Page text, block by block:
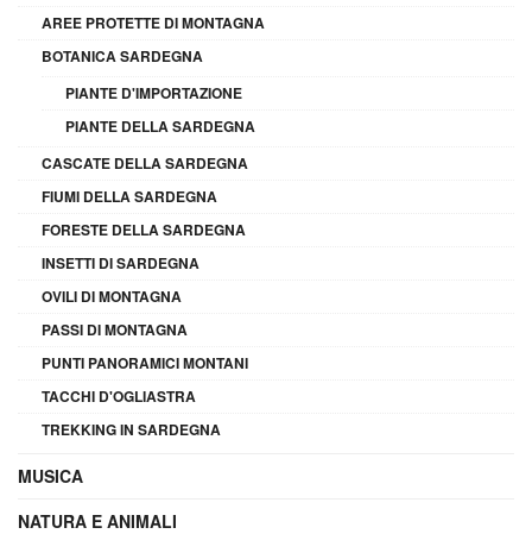
AREE PROTETTE DI MONTAGNA
BOTANICA SARDEGNA
PIANTE D'IMPORTAZIONE
PIANTE DELLA SARDEGNA
CASCATE DELLA SARDEGNA
FIUMI DELLA SARDEGNA
FORESTE DELLA SARDEGNA
INSETTI DI SARDEGNA
OVILI DI MONTAGNA
PASSI DI MONTAGNA
PUNTI PANORAMICI MONTANI
TACCHI D'OGLIASTRA
TREKKING IN SARDEGNA
MUSICA
NATURA E ANIMALI